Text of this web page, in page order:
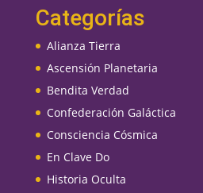
Categorías
Alianza Tierra
Ascensión Planetaria
Bendita Verdad
Confederación Galáctica
Consciencia Cósmica
En Clave Do
Historia Oculta